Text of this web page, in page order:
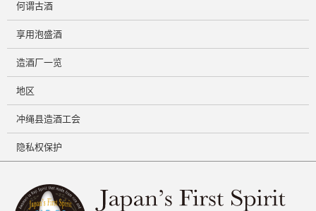
何谓古酒
享用泡盛酒
造酒厂一览
地区
冲绳县造酒工会
隐私权保护